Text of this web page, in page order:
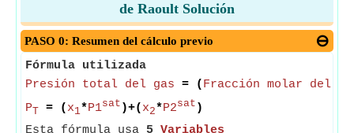
de Raoult Solución
PASO 0: Resumen del cálculo previo
Fórmula utilizada
Presión total del gas = ( Fracción molar del
P T = ( x1*P1sat )+( x2*P2sat )
Esta fórmula usa 5 Variables